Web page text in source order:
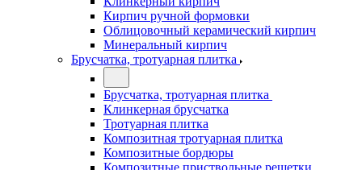
Кирпич ручной формовки
Облицовочный керамический кирпич
Минеральный кирпич
Брусчатка, тротуарная плитка
Брусчатка, тротуарная плитка
Клинкерная брусчатка
Тротуарная плитка
Композитная тротуарная плитка
Композитные бордюры
Композитные приствольные решетки